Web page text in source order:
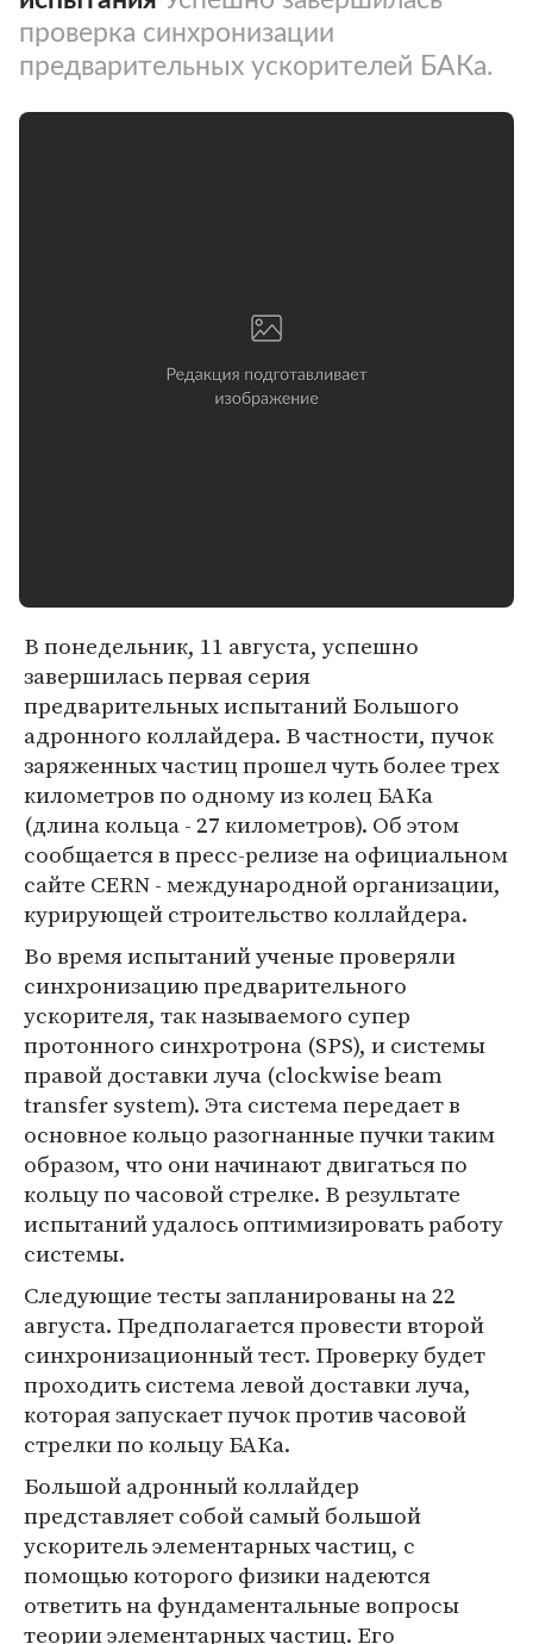
проверка синхронизации
предварительных ускорителей БАКа.
В понедельник, 11 августа, успешно
завершилась первая серия
предварительных испытаний Большого
адронного коллайдера. В частности, пучок
заряженных частиц прошел чуть более трех
километров по одному из колец БАКа
(длина кольца - 27 километров). Об этом
сообщается в пресс-релизе на официальном
сайте CERN - международной организации,
курирующей строительство коллайдера.
Во время испытаний ученые проверяли
синхронизацию предварительного
ускорителя, так называемого супер
протонного синхротрона (SPS), и системы
правой доставки луча (clockwise beam
transfer system). Эта система передает в
основное кольцо разогнанные пучки таким
образом, что они начинают двигаться по
кольцу по часовой стрелке. В результате
испытаний удалось оптимизировать работу
системы.
Следующие тесты запланированы на 22
августа. Предполагается провести второй
синхронизационный тест. Проверку будет
проходить система левой доставки луча,
которая запускает пучок против часовой
стрелки по кольцу БАКа.
Большой адронный коллайдер
представляет собой самый большой
ускоритель элементарных частиц, с
помощью которого физики надеются
ответить на фундаментальные вопросы
теории элементарных частиц. Его